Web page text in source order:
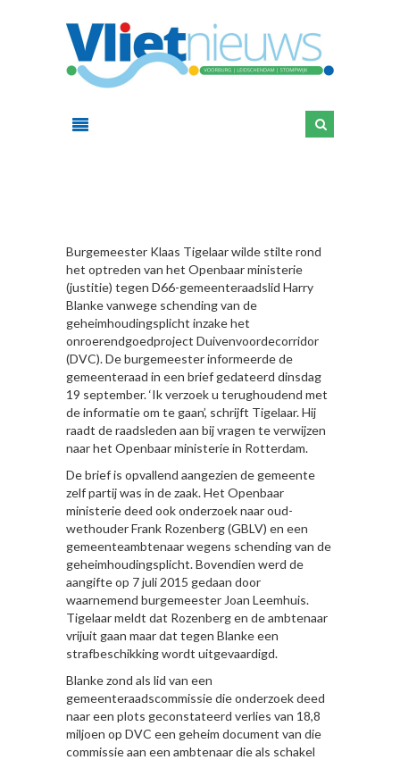
Burgemeester Klaas Tigelaar wilde stilte rond
het optreden van het Openbaar ministerie
(justitie) tegen D66-gemeenteraadslid Harry
Blanke vanwege schending van de
geheimhoudingsplicht inzake het
onroerendgoedproject Duivenvoordecorridor
(DVC). De burgemeester informeerde de
gemeenteraad in een brief gedateerd dinsdag
19 september. ‘Ik verzoek u terughoudend met
de informatie om te gaan’, schrijft Tigelaar. Hij
raadt de raadsleden aan bij vragen te verwijzen
naar het Openbaar ministerie in Rotterdam.
De brief is opvallend aangezien de gemeente
zelf partij was in de zaak. Het Openbaar
ministerie deed ook onderzoek naar oud-
wethouder Frank Rozenberg (GBLV) en een
gemeenteambtenaar wegens schending van de
geheimhoudingsplicht. Bovendien werd de
aangifte op 7 juli 2015 gedaan door
waarnemend burgemeester Joan Leemhuis.
Tigelaar meldt dat Rozenberg en de ambtenaar
vrijuit gaan maar dat tegen Blanke een
strafbeschikking wordt uitgevaardigd.
Blanke zond als lid van een
gemeenteraadscommissie die onderzoek deed
naar een plots geconstateerd verlies van 18,8
miljoen op DVC een geheim document van die
commissie aan een ambtenaar die als schakel